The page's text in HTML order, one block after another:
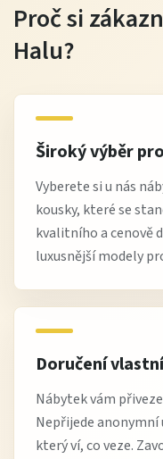
Proč si
Halu?
Široký výběr
Vyberete si u nás
kousky, které se
kvalitního a cenově
luxusnější modely
Doručení
Nábytek vám
Nepřijede anonymní
který ví, co veze.